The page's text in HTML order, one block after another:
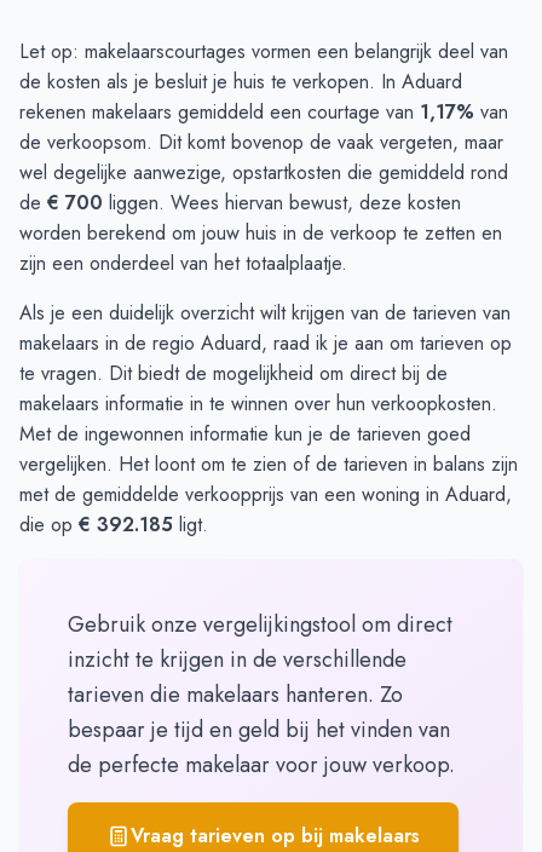
Let op: makelaarscourtages vormen een belangrijk deel van
de kosten als je besluit je huis te verkopen. In Aduard
rekenen makelaars gemiddeld een courtage van 1,17% van
de verkoopsom. Dit komt bovenop de vaak vergeten, maar
wel degelijke aanwezige, opstartkosten die gemiddeld rond
de € 700 liggen. Wees hiervan bewust, deze kosten
worden berekend om jouw huis in de verkoop te zetten en
zijn een onderdeel van het totaalplaatje.
Als je een duidelijk overzicht wilt krijgen van de tarieven van
makelaars in de regio Aduard, raad ik je aan om tarieven op
te vragen. Dit biedt de mogelijkheid om direct bij de
makelaars informatie in te winnen over hun verkoopkosten.
Met de ingewonnen informatie kun je de tarieven goed
vergelijken. Het loont om te zien of de tarieven in balans zijn
met de gemiddelde verkoopprijs van een woning in Aduard,
die op € 392.185 ligt.
Gebruik onze vergelijkingstool om direct
inzicht te krijgen in de verschillende
tarieven die makelaars hanteren. Zo
bespaar je tijd en geld bij het vinden van
de perfecte makelaar voor jouw verkoop.
Vraag tarieven op bij makelaars